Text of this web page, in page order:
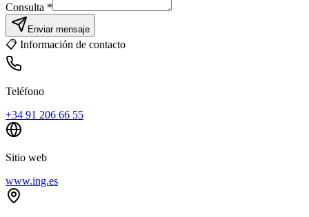
Consulta *
Enviar mensaje
📋 Información de contacto
Teléfono
+34 91 206 66 55
Sitio web
www.ing.es